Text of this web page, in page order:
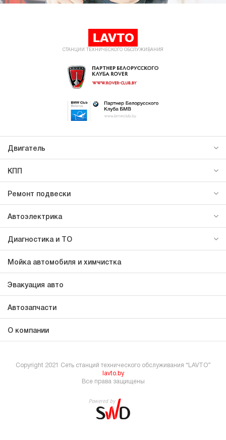
СТАНЦИИ ТЕХНИЧЕСКОГО ОБСЛУЖИВАНИЯ
Двигатель
КПП
Ремонт подвески
Автоэлектрика
Диагностика и ТО
Мойка автомобиля и химчистка
Эвакуация авто
Автозапчасти
О компании
Copyright 2021 Сеть станций технического обслуживания “LAVTO”
lavto.by
Все права защищены